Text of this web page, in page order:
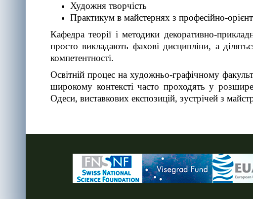
Художня творчість
Практикум в майстернях з професійно-
Кафедра теорії і методики декоративно-
просто викладають фахові дисципліни, а
компетентності.
Освітній процес на художньо-графічному
широкому контексті часто проходять у
Одеси, виставкових експозицій, зустрічей з